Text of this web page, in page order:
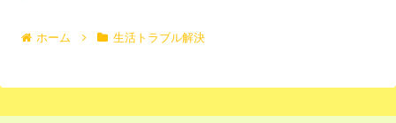
ホーム 生活トラブル解決